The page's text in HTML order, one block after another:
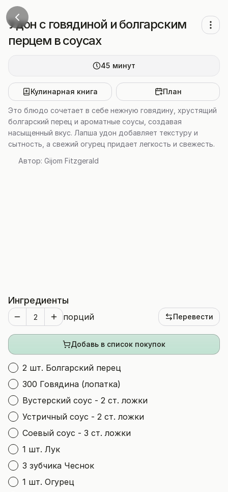
Удон с говядиной и болгарским
перцем в соусах
45 минут
Кулинарная книга План
Это блюдо сочетает в себе нежную говядину, хрустящий
болгарский перец и ароматные соусы, создавая
насыщенный вкус. Лапша удон добавляет текстуру и
сытность, а свежий огурец придает легкость и свежесть.
Автор: Gijom Fitzgerald
Ингредиенты
порций Перевести
Добавь в список покупок
2 шт. Болгарский перец
300 Говядина (лопатка)
Вустерский соус - 2 ст. ложки
Устричный соус - 2 ст. ложки
Соевый соус - 3 ст. ложки
1 шт. Лук
3 зубчика Чеснок
1 шт. Огурец